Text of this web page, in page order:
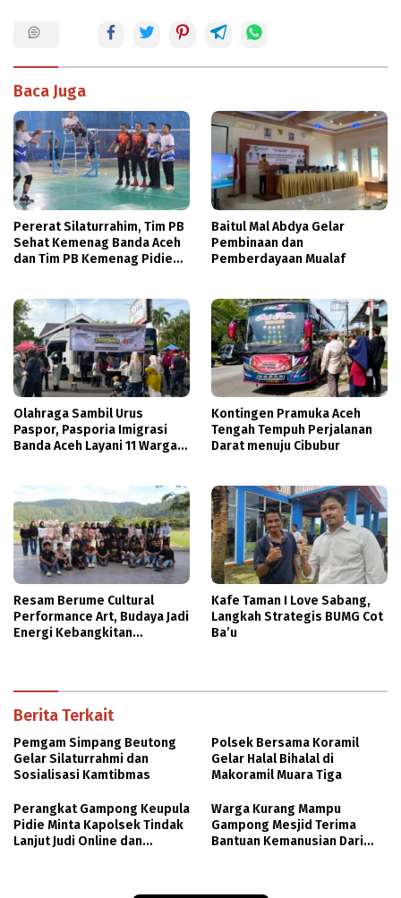
Baca Juga
Pererat Silaturrahim, Tim PB
Sehat Kemenag Banda Aceh
dan Tim PB Kemenag Pidie
Baitul Mal Abdya Gelar
Pembinaan dan
Pemberdayaan Mualaf
Olahraga Sambil Urus
Paspor, Pasporia Imigrasi
Banda Aceh Layani 11 Warga
Kontingen Pramuka Aceh
Tengah Tempuh Perjalanan
Darat menuju Cibubur
Resam Berume Cultural
Performance Art, Budaya Jadi
Energi Kebangkitan
Kafe Taman I Love Sabang,
Langkah Strategis BUMG Cot
Ba’u
Berita Terkait
Pemgam Simpang Beutong
Gelar Silaturrahmi dan
Sosialisasi Kamtibmas
Polsek Bersama Koramil
Gelar Halal Bihalal di
Makoramil Muara Tiga
Perangkat Gampong Keupula
Pidie Minta Kapolsek Tindak
Lanjut Judi Online dan
Warga Kurang Mampu
Gampong Mesjid Terima
Bantuan Kemanusian Dari